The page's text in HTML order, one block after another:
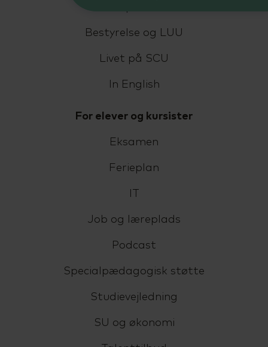
Bestyrelse og LUU
Livet på SCU
In English
For elever og kursister
Eksamen
Ferieplan
Job og læreplads
Podcast
Specialpædagogisk støtte
Studievejledning
SU og økonomi